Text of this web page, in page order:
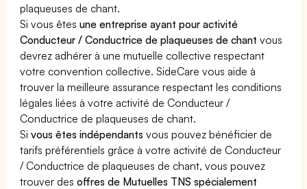
plaqueuses de chant.
Si vous êtesune entreprise ayant pour activité
Conducteur / Conductrice de plaqueuses de chant vous
devrez adhérer à une mutuelle collective respectant
votre convention collective. SideCare vous aide à
trouver la meilleure assurance respectant les conditions
légales liées à votre activité de Conducteur /
Conductrice de plaqueuses de chant.
Sivous êtes indépendants vous pouvez bénéficier de
tarifs préférentiels grâce à votre activité de Conducteur
/ Conductrice de plaqueuses de chant, vous pouvez
trouver desoffres de Mutuelles TNS spécialement